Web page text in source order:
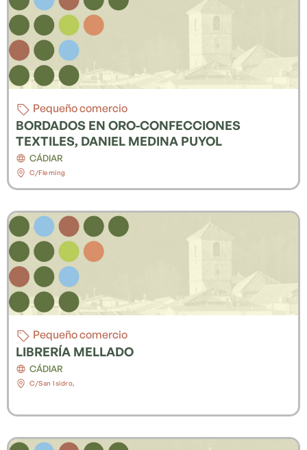
Pequeño comercio
BORDADOS EN ORO-CONFECCIONES
TEXTILES, DANIEL MEDINA PUYOL
CÁDIAR
C/Fleming
Pequeño comercio
LIBRERÍA MELLADO
CÁDIAR
C/San Isidro,